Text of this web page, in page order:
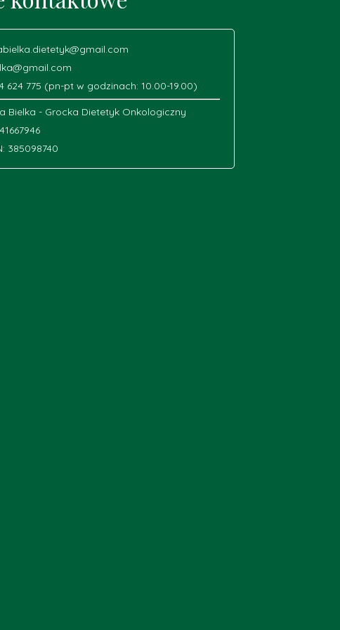
624 775 (pn-pt w godzinach: 10.00-19.00)
Bielka - Grocka Dietetyk Onkologiczny
385098740